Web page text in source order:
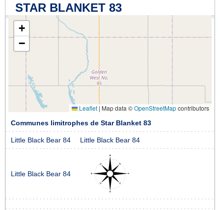
STAR BLANKET 83
+
−
Leaflet | Map data ©OpenStreetMapcontributors
Communes limitrophes de Star Blanket 83
Little Black Bear 84 Little Black Bear 84
Little Black Bear 84